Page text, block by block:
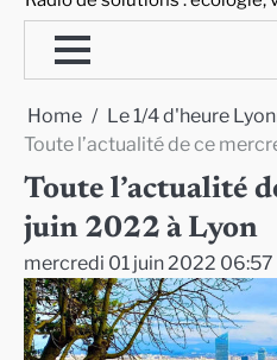
Home
Le 1/4 d'heure
Toute l’actualité de ce
Toute l’actualité
juin 2022 à Lyon
mercredi 01 juin 2022 06:57